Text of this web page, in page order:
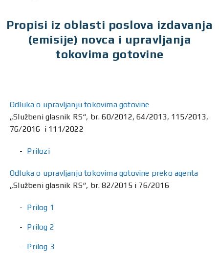
Propisi iz oblasti poslova izdavanja
(emisije) novca i upravljanja
tokovima gotovine
Odluka o upravljanju tokovima gotovine
„Službeni glasnik RS“, br. 60/2012, 64/2013, 115/2013,
76/2016 i 111/2022
Prilozi
Odluka o upravljanju tokovima gotovine preko agenta
„Službeni glasnik RS“, br. 82/2015 i 76/2016
Prilog 1
Prilog 2
Prilog 3